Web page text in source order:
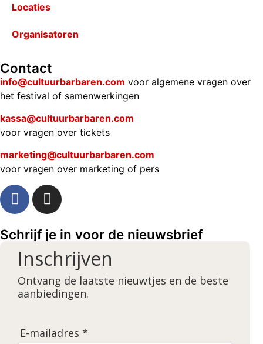
Locaties
Organisatoren
Contact
info@cultuurbarbaren.com voor algemene vragen over
het festival of samenwerkingen
kassa@cultuurbarbaren.com
voor vragen over tickets
marketing@cultuurbarbaren.com
voor vragen over marketing of pers
Schrijf je in voor de nieuwsbrief
Inschrijven
Ontvang de laatste nieuwtjes en de beste
aanbiedingen.
E-mailadres *